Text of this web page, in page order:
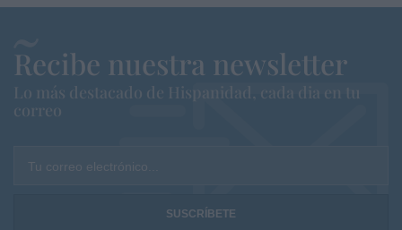
Recibe nuestra newsletter
Lo más destacado de Hispanidad, cada dia en tu
correo
Tu correo electrónico...